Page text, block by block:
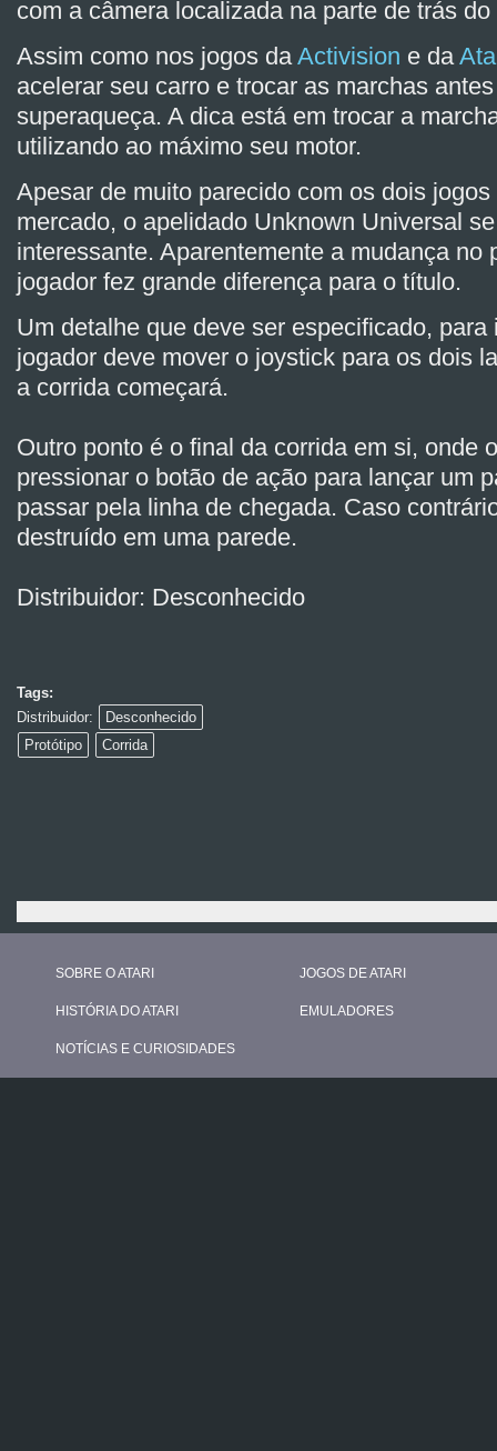
com a câmera localizada na parte de trás
Assim como nos jogos daActivision e da
acelerar seu carro e trocar as marchas
superaqueça. A dica está em trocar a
utilizando ao máximo seu motor.
Apesar de muito parecido com os dois
mercado, o apelidado Unknown Universal
interessante. Aparentemente a mudança no
jogador fez grande diferença para o título.
Um detalhe que deve ser especificado, para
jogador deve mover o joystick para os dois
a corrida começará.
Outro ponto é o final da corrida em si, onde
pressionar o botão de ação para lançar um
passar pela linha de chegada. Caso
destruído em uma parede.
Distribuidor: Desconhecido
Tags:
Distribuidor:
Desconhecido
Protótipo
Corrida
SOBRE O ATARI
HISTÓRIA DO ATARI
NOTÍCIAS E CURIOSIDADES
JOGOS DE ATARI
EMULADORES